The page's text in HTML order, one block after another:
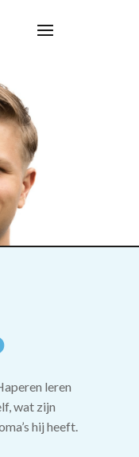
leren
wat zijn
hij heeft.